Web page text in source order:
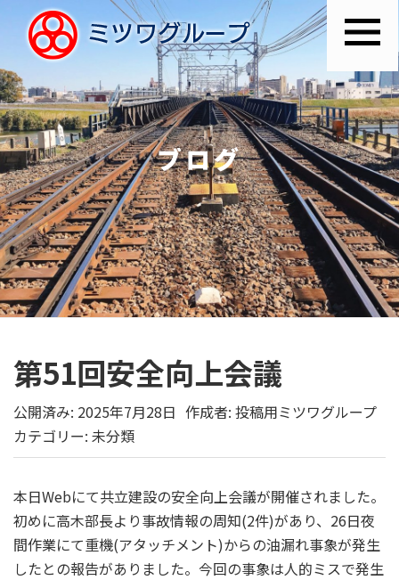
ブログ
第51回安全向上会議
公開済み: 2025年7月28日 作成者: 投稿用ミツワグループ
カテゴリー: 未分類
本日Webにて共立建設の安全向上会議が開催されました。
初めに高木部長より事故情報の周知(2件)があり、26日夜
間作業にて重機(アタッチメント)からの油漏れ事象が発生
したとの報告がありました。今回の事象は人的ミスで発生